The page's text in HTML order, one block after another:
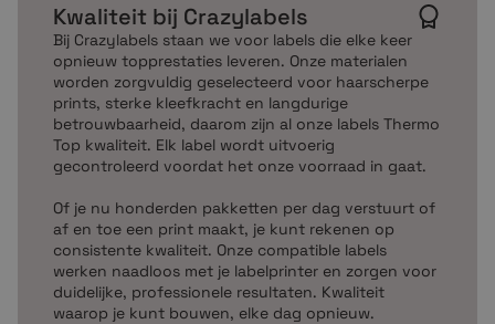
Kwaliteit bij Crazylabels
Bij Crazylabels staan we voor labels die elke keer
opnieuw topprestaties leveren. Onze materialen
worden zorgvuldig geselecteerd voor haarscherpe
prints, sterke kleefkracht en langdurige
betrouwbaarheid, daarom zijn al onze labels Thermo
Top kwaliteit. Elk label wordt uitvoerig
gecontroleerd voordat het onze voorraad in gaat.
Of je nu honderden pakketten per dag verstuurt of
af en toe een print maakt, je kunt rekenen op
consistente kwaliteit. Onze compatible labels
werken naadloos met je labelprinter en zorgen voor
duidelijke, professionele resultaten. Kwaliteit
waarop je kunt bouwen, elke dag opnieuw.